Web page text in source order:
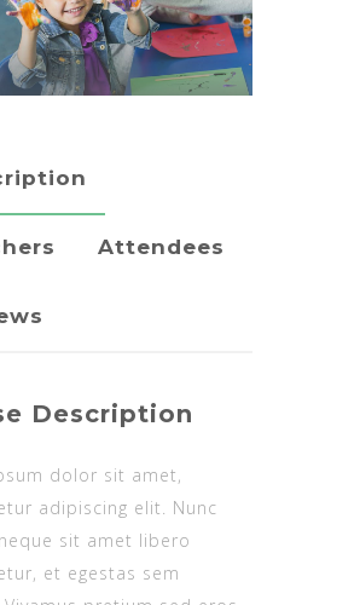
Attendees
Description
dolor sit amet,
adipiscing elit. Nunc
sit amet libero
et egestas sem